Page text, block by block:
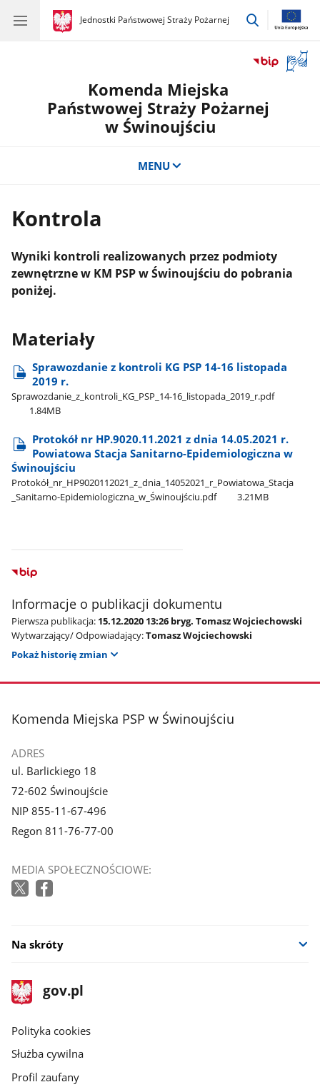
gov.pl
Jednostki Państwowej Straży Pożarnej
gov.pl
Jednostki
przejdź
okno
Komenda Miejska
Państwowej Straży Pożarnej
w Świnoujściu
MENU
Kontrola
Wyniki kontroli realizowanych przez podmioty
zewnętrzne w KM PSP w Świnoujściu do pobrania
poniżej.
Materiały
Sprawozdanie z kontroli KG PSP 14-16 listopada
2019 r.
Sprawozdanie​_z​_kontroli​_KG​_PSP​_14-16​_listopada​_2019​_r.pdf
1.84MB
Protokół nr HP.9020.11.2021 z dnia 14.05.2021 r.
Powiatowa Stacja Sanitarno-Epidemiologiczna w
Świnoujściu
Protokół​_nr​_HP9020112021​_z​_dnia​_14052021​_r​_Powiatowa​_Stacja​
_Sanitarno-Epidemiologiczna​_w​_Świnoujściu.pdf
3.21MB
Informacje o publikacji dokumentu
Pierwsza publikacja: 15.12.2020 13:26 bryg. Tomasz Wojciechowski
Wytwarzający/ Odpowiadający:Tomasz Wojciechowski
Pokaż historię zmian
stopka
Komenda Miejska PSP w Świnoujściu
ADRES
ul. Barlickiego 18
72-602 Świnoujście
NIP 855-11-67-496
Regon 811-76-77-00
MEDIA SPOŁECZNOŚCIOWE:
Na skróty
stopka
gov.pl
Strona
gov.pl
gov.pl
Polityka cookies
Służba cywilna
Profil zaufany